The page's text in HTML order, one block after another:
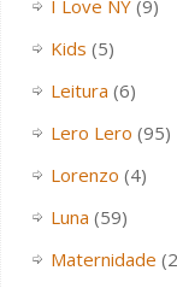
I Love NY(9)
Kids (5)
Leitura (6)
Lero Lero (95)
Lorenzo (4)
Luna (59)
Maternidade